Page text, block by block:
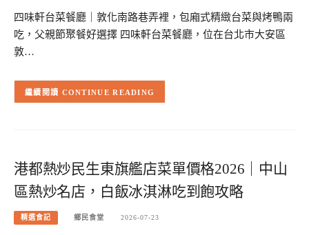
四味軒台菜餐廳｜敦化南路巷弄裡，包廂式精緻台菜與烤鴨兩
吃，父親節聚餐好選擇 四味軒台菜餐廳，位在台北市大安區
敦…
CONTINUE READING
港都熱炒民生東旗艦店菜單價格2026｜中山
區熱炒名店，白飯冰淇淋吃到飽攻略
精選食記 鄉民食堂 2026-07-23